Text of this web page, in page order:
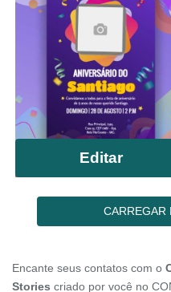
Editar
CARREGAR
Encante seus contatos com o
Stories criado por você no